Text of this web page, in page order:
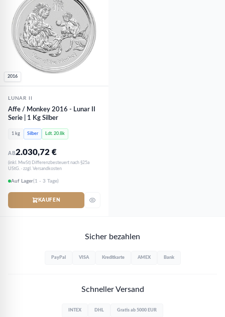
2016
LUNAR II
Affe / Monkey 2016 - Lunar II
Serie | 1 Kg Silber
1 kg Silber Ldt. 20.8k
AB2.030,72€
(inkl. MwSt) Differenzbesteuert nach §25a
UStG. · zzgl. Versandkosten
Auf Lager(1 - 3 Tage)
KAUFEN
Sicher bezahlen
PayPal VISA Kreditkarte AMEX Bank
Schneller Versand
INTEX DHL Gratis ab 5000 EUR